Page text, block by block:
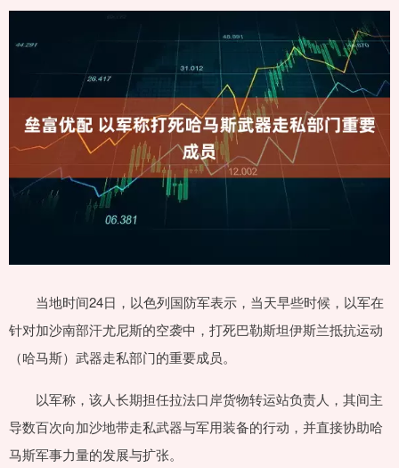
当地时间24日，以色列国防军表示，当天早些时候，以军在
针对加沙南部汗尤尼斯的空袭中，打死巴勒斯坦伊斯兰抵抗运动
（哈马斯）武器走私部门的重要成员。
以军称，该人长期担任拉法口岸货物转运站负责人，其间主
导数百次向加沙地带走私武器与军用装备的行动，并直接协助哈
马斯军事力量的发展与扩张。